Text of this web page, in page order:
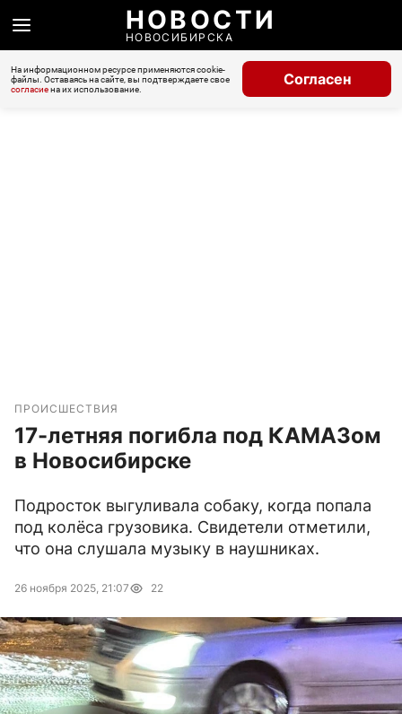
НОВОСТИ
НОВОСИБИРСКА
На информационном ресурсе применяются cookie-
файлы. Оставаясь на сайте, вы подтверждаете свое
согласиена их использование.
Согласен
ПРОИСШЕСТВИЯ
17-летняя погибла под КАМАЗом
в Новосибирске
Подросток выгуливала собаку, когда попала
под колёса грузовика. Свидетели отметили,
что она слушала музыку в наушниках.
26 ноября 2025, 21:07 22